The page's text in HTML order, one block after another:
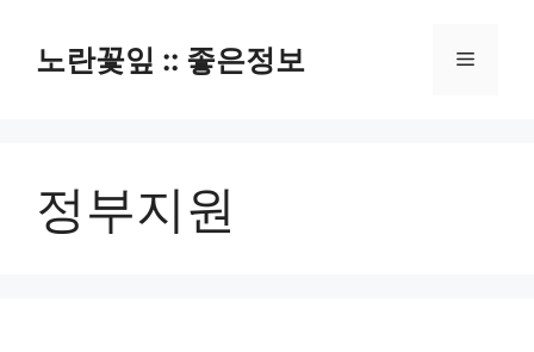
노란꽃잎 :: 좋은정보 메
정부지원